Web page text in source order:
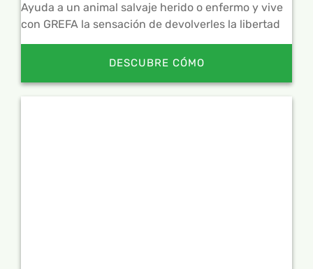
Ayuda a un animal salvaje herido o enfermo y vive
con GREFA la sensación de devolverles la libertad
DESCUBRE CÓMO